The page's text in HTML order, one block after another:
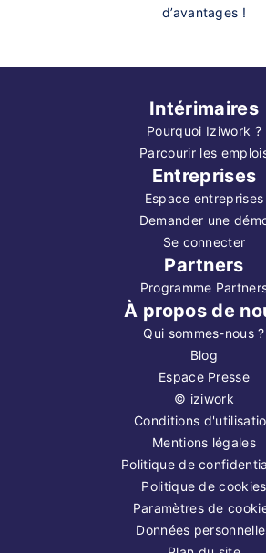
d’avantages !
Intérimaires
Pourquoi Iziwork ?
Parcourir les
Entreprises
Espace entreprises
Demander une
Se connecter
Partners
Programme
À propos de
Qui sommes-nous ?
Blog
Espace Presse
© iziwork
Conditions
Mentions légales
Politique de
Politique de cookies
Paramètres de
Données